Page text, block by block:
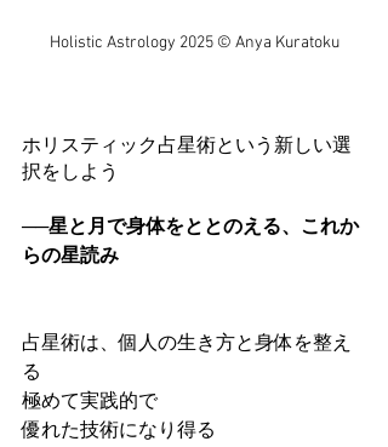
Holistic Astrology 2025 © Anya Kuratoku
ホリスティック占星術という新しい選
択をしよう
──星と月で身体をととのえる、これか
らの星読み
占星術は、個人の生き方と身体を整え
る
極めて実践的で
優れた技術になり得る